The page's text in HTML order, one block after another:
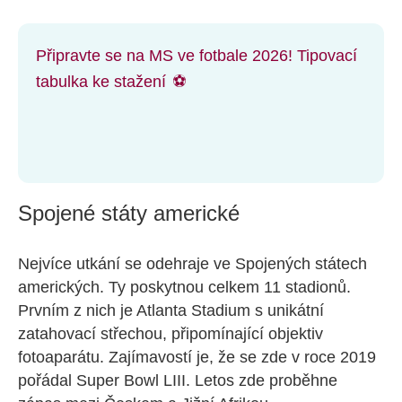
Připravte se na MS ve fotbale 2026! Tipovací
tabulka ke stažení ⚽
Spojené státy americké
Nejvíce utkání se odehraje ve Spojených státech
amerických. Ty poskytnou celkem 11 stadionů.
Prvním z nich je Atlanta Stadium s unikátní
zatahovací střechou, připomínající objektiv
fotoaparátu. Zajímavostí je, že se zde v roce 2019
pořádal Super Bowl LIII. Letos zde proběhne